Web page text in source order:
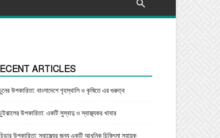
ARTICLES
উপকারিতা: বাংলাদেশে গৃহস্থালি ও কৃষিতে এর গুরুত্ব
উপকারিতা: একটি সুস্বাদু ও স্বাস্থ্যকর খাবার
উপকারিতা: স্বাস্থ্যের জন্য একটি আধুনিক চিকিৎসা সহায়ক